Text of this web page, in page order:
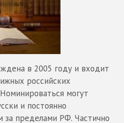
в 2005 году и входит
российских
могут
и постоянно
пределами РФ. Частично